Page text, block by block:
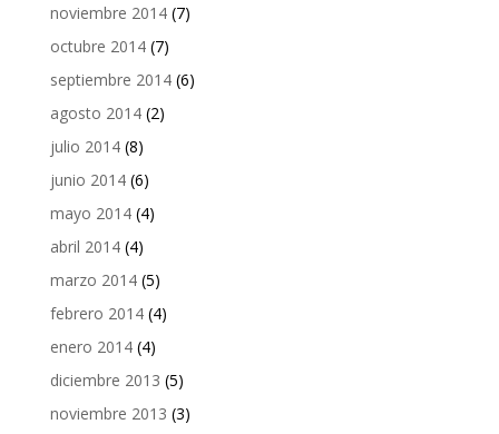
noviembre 2014(7)
octubre 2014(7)
septiembre 2014(6)
agosto 2014(2)
julio 2014(8)
junio 2014(6)
mayo 2014(4)
abril 2014(4)
marzo 2014(5)
febrero 2014(4)
enero 2014(4)
diciembre 2013 (5)
noviembre 2013 (3)